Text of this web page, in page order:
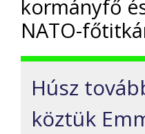
kormányfő
NATO-
Húsz
köztük